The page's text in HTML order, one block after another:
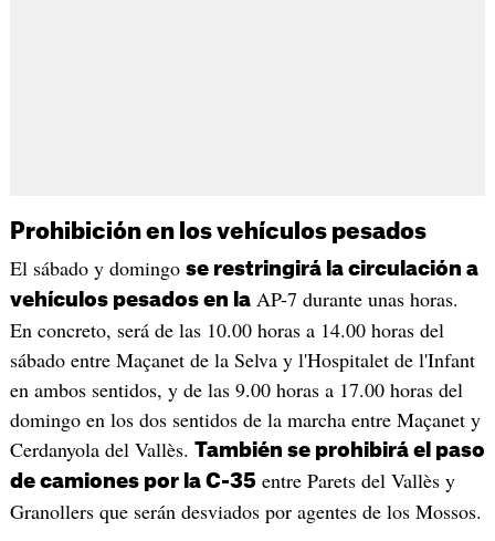
Prohibición en los vehículos pesados
El sábado y domingo se restringirá la circulación a
vehículos pesados en laAP-7 durante unas horas.
En concreto, será de las 10.00 horas a 14.00 horas del
sábado entre Maçanet de la Selva y l'Hospitalet de l'Infant
en ambos sentidos, y de las 9.00 horas a 17.00 horas del
domingo en los dos sentidos de la marcha entre Maçanet y
Cerdanyola del Vallès. También se prohibirá el paso
de camiones por la C-35entre Parets del Vallès y
Granollers que serán desviados por agentes de los Mossos.